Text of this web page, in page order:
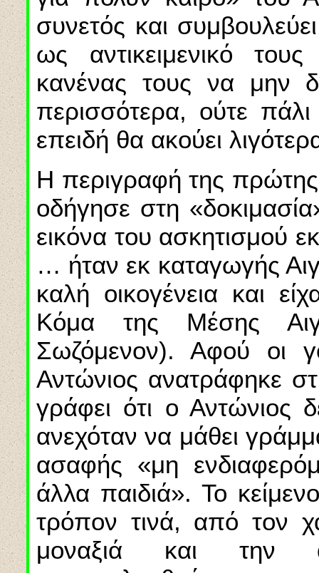
συνετός και
ως αντικειμενικό
κανένας τους να μην
περισσότερα, ούτε
επειδή θα ακούει
Η περιγραφή της πρώτης
οδήγησε στη
εικόνα του ασκητισμού
… ήταν εκ καταγωγής
καλή οικογένεια και
Κόμα της Μέσης
Σωζόμενον). Αφού οι
Αντώνιος ανατράφηκε
γράφει ότι ο Αντώνιος
ανεχόταν να μάθει
ασαφής «μη
άλλα παιδιά». Το
τρόπον τινά, από τον
μοναξιά και την